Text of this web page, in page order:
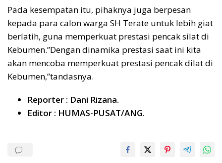
Pada kesempatan itu, pihaknya juga berpesan
kepada para calon warga SH Terate untuk lebih giat
berlatih, guna memperkuat prestasi pencak silat di
Kebumen.”Dengan dinamika prestasi saat ini kita
akan mencoba memperkuat prestasi pencak dilat di
Kebumen,’’tandasnya.
Reporter : Dani Rizana.
Editor : HUMAS-PUSAT/ANG.